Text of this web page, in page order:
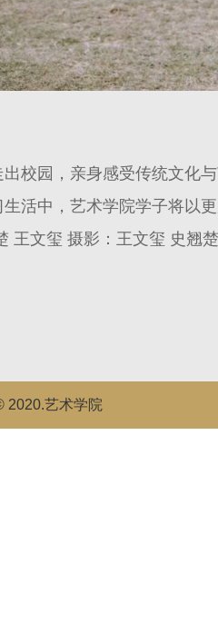
校园，亲身感受传统文化
活中，艺术学院学子将以
王文玺 摄影：王文玺 史翘
2020.艺术学院